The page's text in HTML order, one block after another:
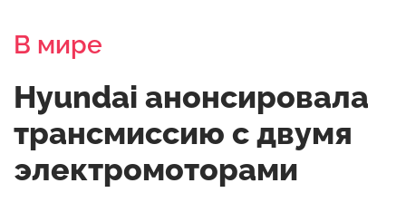
В мире
Hyundai анонсировала
трансмиссию с двумя
электромоторами